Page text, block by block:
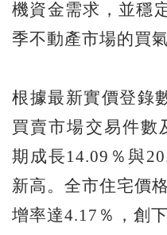
機資金需求，並穩
季不動產市場的買
根據最新實價登錄
買賣市場交易件數
期成長14.09％與
新高。全市住宅價
增率達4.17％，創